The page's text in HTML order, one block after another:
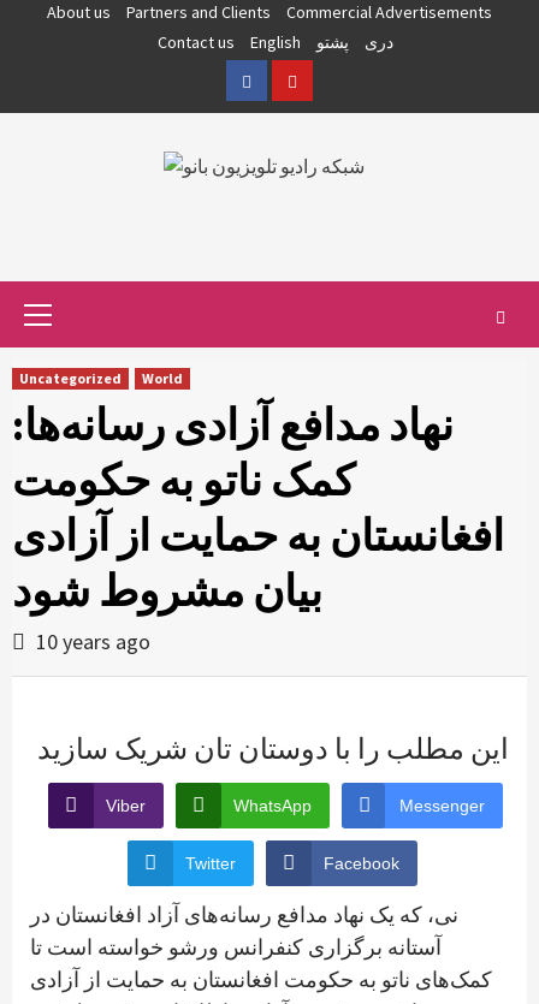
About us Partners and Clients
Commercial Advertisements
Contact us
English پشتو
دری
FacebookYouTube
Uncategorized World
نهاد مدافع آزادی رسانه‌ها:
کمک ناتو به حکومت
افغانستان به حمایت از آزادی
بیان مشروط شود
10 years ago
این مطلب را با دوستان تان شریک سازید
Viber WhatsApp Messenger
Twitter Facebook
نی، که یک نهاد مدافع رسانه‌های آزاد افغانستان در
آستانه برگزاری کنفرانس ورشو خواسته است تا
کمک‌های ناتو به حکومت افغانستان به حمایت از آزادی